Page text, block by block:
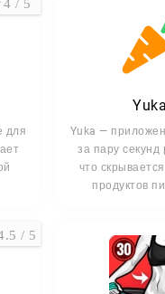
о тренировках или
максимально
или хотите
для
4 / 5
Yuka
Yuka —
за пару секунд
что
продуктов
/ 5